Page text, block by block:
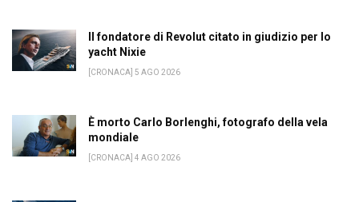
Il fondatore di Revolut citato in giudizio per lo
yacht Nixie
[CRONACA] 5 AGO 2026
È morto Carlo Borlenghi, fotografo della vela
mondiale
[CRONACA] 4 AGO 2026